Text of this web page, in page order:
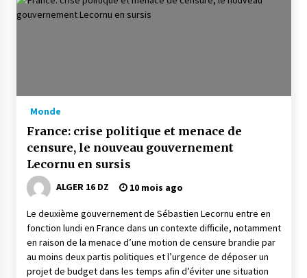
Monde
France: crise politique et menace de
censure, le nouveau gouvernement
Lecornu en sursis
ALGER 16 DZ 10 mois ago
Le deuxième gouvernement de Sébastien Lecornu entre en
fonction lundi en France dans un contexte difficile, notamment
en raison de la menace d’une motion de censure brandie par
au moins deux partis politiques et l’urgence de déposer un
projet de budget dans les temps afin d’éviter une situation